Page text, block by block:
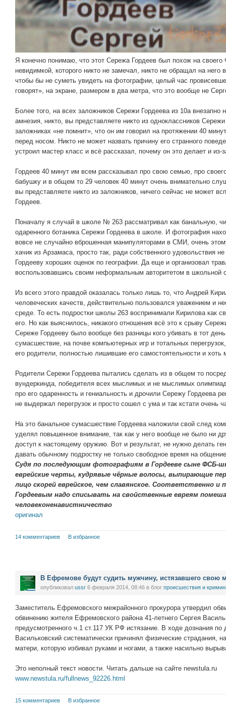
Я конечно понимаю, что этот Сережа Гордеев был похож на
невидимкой, которого никто не замечал, никто не обращал на
чтобы бы не суметь увидеть на фотографии, целый час
говорят», на экране, размером в два метра, что это вообще не
Более того, на всех заложников Сережи Гордеева из 10а внезапно
амнезия, никто, вы представляете никто из одноклассников
заложниках «не помнит», что он им говорил на протяжении 40
перед носом. Никто не может назвать причину его странного
устроил мастер класс и всё рассказал, почему он это делает и из-
Гордеев 40 минут им всем рассказывал про свою семью, про
бабушку и в общем то 29 человек 40 минут очень внимательно
вы представляете никто из заложников, ничего сейчас не может
Гордеев.
Поначалу я случай в школе № 263 рассматривал как банальную,
одаренного ботаника Сережи Гордеева в школе. И фотография
вовсе не случайно вброшенная манипуляторами в СМИ, очень
хачик из Арзамаса, просто так, ради собственного удовольствия
Гордееву хороших оценок по географии. Да еще и организовал
воспользовавшись своим неформальным авторитетом в школьной
Из всего этого правдой оказалась только лишь то, что Андрей
человеческих качеств, действительно пользовался уважением и
среде. То есть подростки школы 263 воспринимали Кирилова как
его. Но как выяснилось, никакого отношения всё это к срыву
Сереже Гордееву было вообще без разницы кого убивать в тот
сумасшествие, на почве компьютерных игр и тотальных
его родители, полностью лишившие его самостоятельности и хоть
Родители Сережи Гордеева пытались сделать из в общем то
вундеркинда, победителя всех мыслимых и не мыслимых
про его одаренность и гениальность и дрочили Сережу Гордеева
не выдержал перегрузок и просто сошел с ума и так кстати очень
На это банальное сумасшествие Гордеева наложили свой след
уделял повышенное внимание, так как у него вообще не было ни
доступ к настоящему оружию. Вот и результат, не нужно делать
давать обычному подростку не только свободное время на
Судя по последующим фотографиям в Гордееве сыне ФСБ-
еврейские черты, кудрявые чёрные волосы, выпирающие
лицо скорей еврейское, чем славянское. Соответственно и
Гордеевым надо списывать на свойственные евреям
человеконенавистничество
оригинал
14 комментариев В избранное
В Ефремове будут судить мужчину, истязавшего свою
опубликовал ussr 6 февраля 2014, 08:46 в блог проиcшествия и
Заместитель Ефремовского межрайонного прокурора утвердил
обвинению жителя Ефремовского района 41-летнего Сергея
предусмотренного ч.1 ст.117 УК РФ истязание. В ходе дознания по
Васильковский систематически причинял физические страдания,
матери, которую избивал руками и ногами, а также насильно
Это неполный текст новости. Читать дальше на сайте newstula.ru
www.newstula.ru/fullnews_92226.html
15 комментариев В избранное